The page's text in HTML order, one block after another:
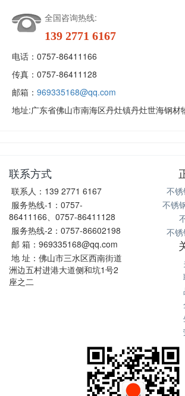
全国咨询热线:
139 2771 6167
电话： 0757-86411166
传真： 0757-86411128
邮箱： 969335168@qq.com
地址:广东省佛山市南海区丹灶镇丹灶世海钢材
联系方式
联系人：139 2771 6167
服务热线-1：0757-
86411166、0757-86411128
服务热线-2：0757-86602198
邮 箱：969335168@qq.com
地 址：佛山市三水区西南街道
洲边五村进港大道侧和坑1号2
座之二
不
不锈
不